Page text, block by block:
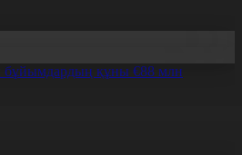
бұйымдардың құны €88 млн